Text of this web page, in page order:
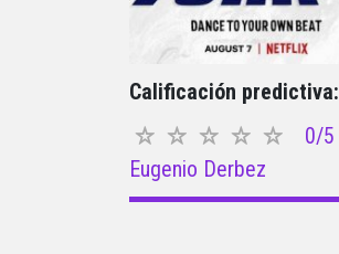
Calificación predictiva:
0/5
Eugenio Derbez